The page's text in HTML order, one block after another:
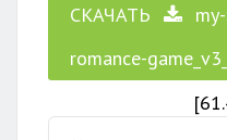
СКАЧАТЬ
romance-